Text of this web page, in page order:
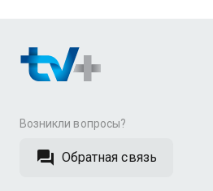
Возникли вопросы?
Обратная связь